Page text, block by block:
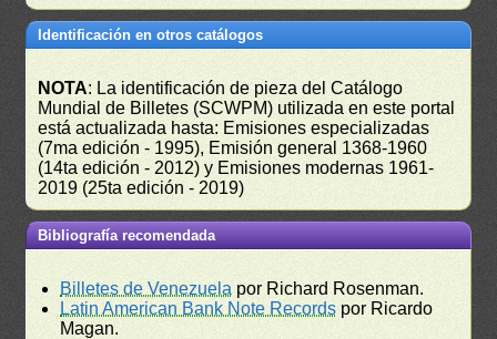
Identificación en otros catálogos
NOTA: La identificación de pieza del Catálogo
Mundial de Billetes (SCWPM) utilizada en este portal
está actualizada hasta: Emisiones especializadas
(7ma edición - 1995), Emisión general 1368-1960
(14ta edición - 2012) y Emisiones modernas 1961-
2019 (25ta edición - 2019)
Bibliografía recomendada
Billetes de Venezuela por Richard Rosenman.
Latin American Bank Note Records por Ricardo
Magan.